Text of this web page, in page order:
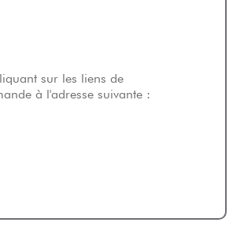
sur les liens de
à l'adresse suivante :